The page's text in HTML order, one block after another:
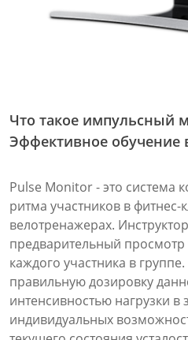
Что такое импульсный
Эффективное обучение
Pulse Monitor - это система
ритма участников в фитнес-
велотренажерах. Инструктор фитнес-клуба имеет
предварительный
каждого участника в группе. Это учитывает
правильную дозировку
интенсивностью нагрузки в
индивидуальных